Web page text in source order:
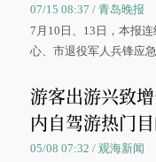
07/15 08:37 / 青岛晚报
7月10日、13日，本报
心、市退役军人兵锋应
游客出游兴致
内自驾游热门
05/08 07:32 / 观海新闻